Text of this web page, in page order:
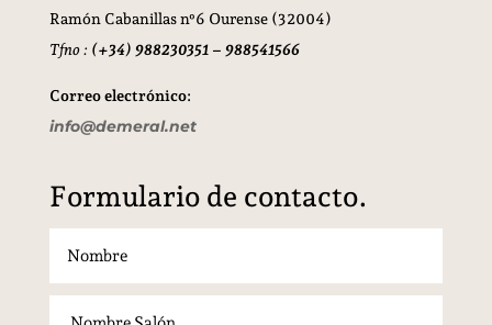
Ramón Cabanillas nº6 Ourense (32004)
Tfno : (+34) 988230351 – 988541566
Correo electrónico:
info@demeral.net
Formulario de contacto.